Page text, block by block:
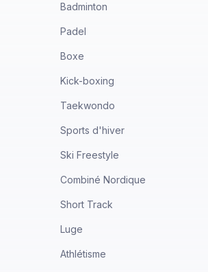
Badminton
Padel
Boxe
Kick-boxing
Taekwondo
Sports d'hiver
Ski Freestyle
Combiné Nordique
Short Track
Luge
Athlétisme